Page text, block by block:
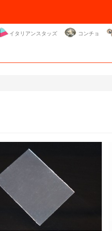
イタリアンスタッズ コンチョ